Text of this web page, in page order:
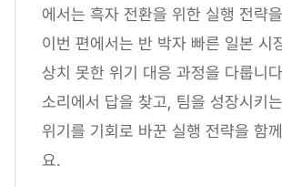
에서는 흑자 전환을 위한 실행 전략
이번 편에서는 반 박자 빠른 일본 시
상치 못한 위기 대응 과정을 다룹니
소리에서 답을 찾고, 팀을 성장시키
위기를 기회로 바꾼 실행 전략을 함
요.